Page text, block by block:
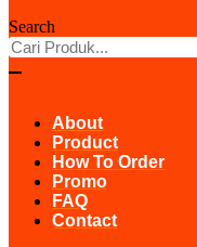
Search
About
Product
How To Order
Promo
FAQ
Contact